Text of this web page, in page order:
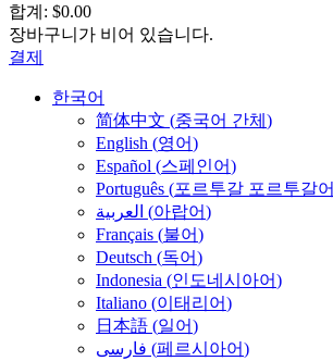
합계: $0.00
장바구니가 비어 있습니다.
결제
한국어
简体中文 (중국어 간체 )
English (영어)
Español (스페인어)
Português (포르투갈 포르투갈어
العربية (아랍어)
Français (불어)
Deutsch (독어)
Indonesia (인도네시아어)
Italiano (이태리어)
日本語 (일어)
فارسی (페르시아어)